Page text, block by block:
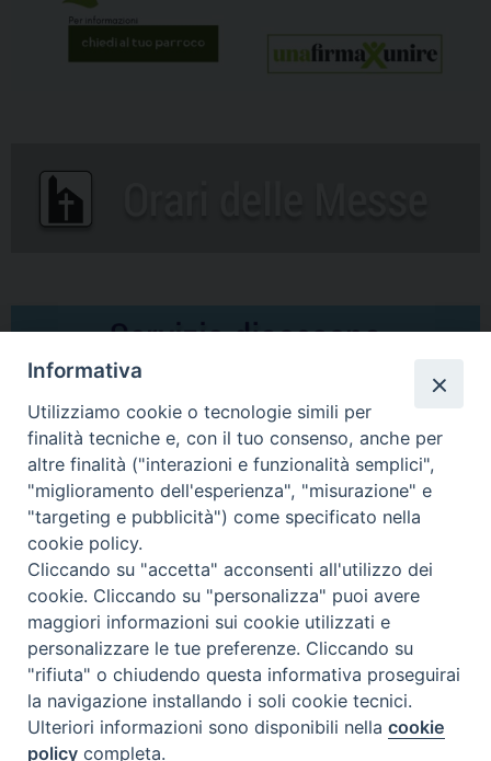
Comunicati Stampa
Il cordoglio dei Vescovi di Puglia per la morte di S.E.R. Mons. Agostino
Superbo
Nasce la Consulta Diocesana delle Aggregazioni Laicali di Castellaneta
Archivio comunicati stampa
2026 © Diocesi di Castellaneta
Informativa
Utilizziamo cookie o tecnologie simili per
finalità tecniche e, con il tuo consenso, anche per
altre finalità ("interazioni e funzionalità semplici",
"miglioramento dell'esperienza", "misurazione" e
"targeting e pubblicità") come specificato nella
cookie policy.
Cliccando su "accetta" acconsenti all'utilizzo dei
cookie. Cliccando su "personalizza" puoi avere
maggiori informazioni sui cookie utilizzati e
personalizzare le tue preferenze. Cliccando su
"rifiuta" o chiudendo questa informativa proseguirai
la navigazione installando i soli cookie tecnici.
Ulteriori informazioni sono disponibili nellacookie
policy completa.